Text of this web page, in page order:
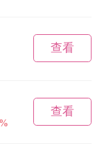
查看
查看